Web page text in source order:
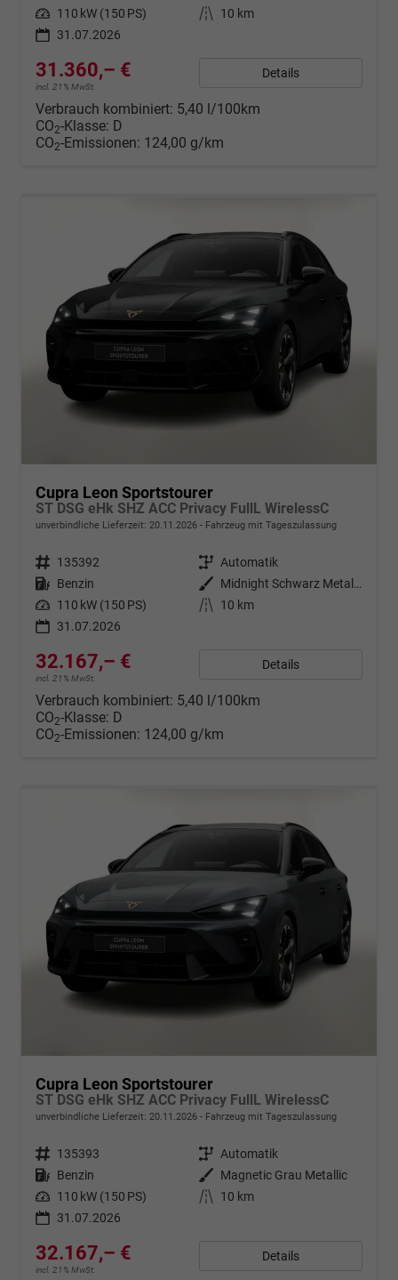
Leistung 110 kW (150 PS) Kilometerstand
10 km
31.07.2026
31.360,– €
incl. 21% MwSt.
Details
Verbrauch kombiniert: 5,40 l/100km
CO2-Klasse: D
CO2-Emissionen: 124,00 g/km
Cupra Leon Sportstourer
ST DSG eHk SHZ ACC Privacy FullL WirelessC
unverbindliche Lieferzeit: 20.11.2026 Fahrzeug mit Tageszulassung
Fahrzeugnr. 135392 Getriebe Automatik
Kraftstoff Benzin Außenfarbe
Midnight Schwarz Metallic
Leistung 110 kW (150 PS) Kilometerstand
10 km
31.07.2026
32.167,– €
incl. 21% MwSt.
Details
Verbrauch kombiniert: 5,40 l/100km
CO2-Klasse: D
CO2-Emissionen: 124,00 g/km
Cupra Leon Sportstourer
ST DSG eHk SHZ ACC Privacy FullL WirelessC
unverbindliche Lieferzeit: 20.11.2026 Fahrzeug mit Tageszulassung
Fahrzeugnr. 135393 Getriebe Automatik
Kraftstoff Benzin Außenfarbe Magnetic Grau Metallic
Leistung 110 kW (150 PS) Kilometerstand
10 km
31.07.2026
32.167,– €
incl. 21% MwSt.
Details